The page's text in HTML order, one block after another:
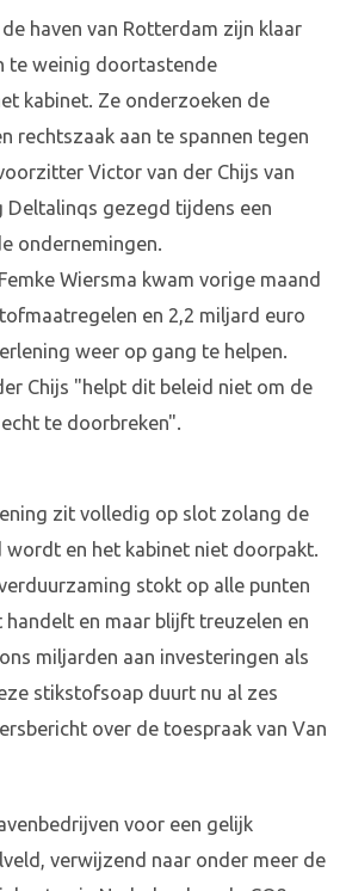
haven van Rotterdam zijn klaar
te weinig doortastende
kabinet. Ze onderzoeken de
rechtszaak aan te spannen tegen
Victor van der Chijs van
Deltalinqs gezegd tijdens een
ondernemingen.
Wiersma kwam vorige maand
en 2,2 miljard euro
weer op gang te helpen.
Chijs "helpt dit beleid niet om de
te doorbreken".
zit volledig op slot zolang de
wordt en het kabinet niet doorpakt.
stokt op alle punten
handelt en maar blijft treuzelen en
miljarden aan investeringen als
stikstofsoap duurt nu al zes
over de toespraak van Van
voor een gelijk
verwijzend naar onder meer de